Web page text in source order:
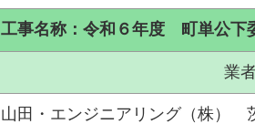
工事名称：令和６年度 町単公下
業
山田・エンジニアリング（株）